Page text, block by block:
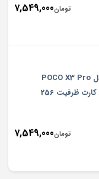
تومان7,549,000
گوشی موبایل شیائومی مدل POCO X3 Pro
M2102J20SG NFC دو سیم‌ کارت ظرفیت 256
تومان7,549,000